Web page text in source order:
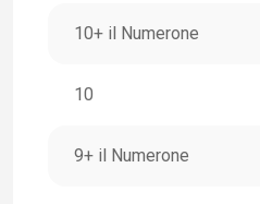
10+ il Numerone
10
9+ il Numerone